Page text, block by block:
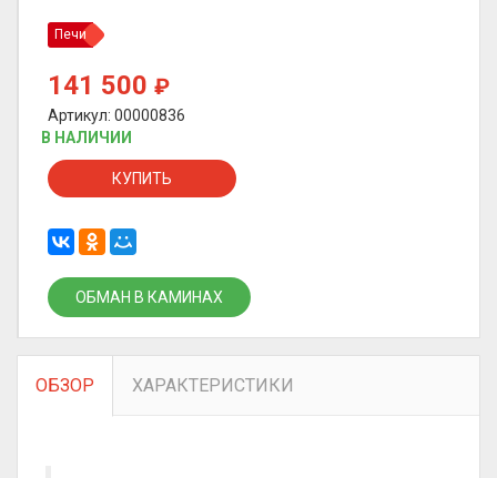
Печи
141 500 ₽
Артикул: 00000836
В НАЛИЧИИ
КУПИТЬ
ОБМАН В КАМИНАХ
ОБЗОР ХАРАКТЕРИСТИКИ